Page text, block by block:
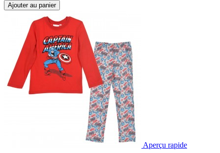
Ajouter au panier
Aperçu rapide